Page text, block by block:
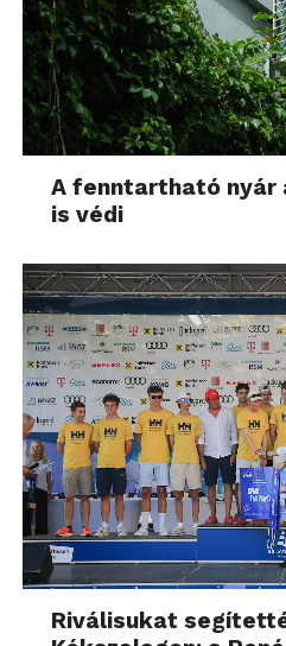
A fenntartható nyár
is védi
Riválisukat